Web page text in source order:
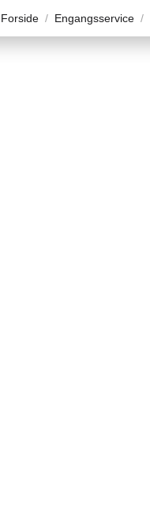
Forside Engangsservice